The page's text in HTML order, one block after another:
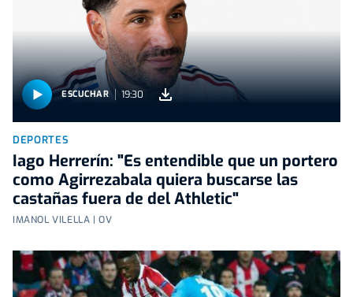
ESCUCHAR 19:30
DEPORTES
Iago Herrerín: "Es entendible que un portero
como Agirrezabala quiera buscarse las
castañas fuera de del Athletic"
IMANOL VILELLA | OV